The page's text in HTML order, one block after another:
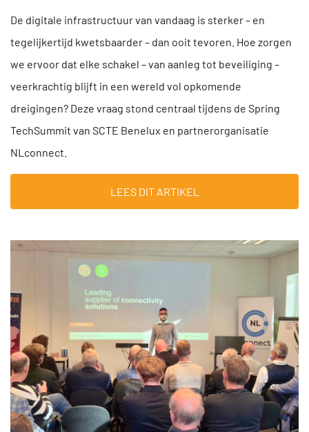
De digitale infrastructuur van vandaag is sterker – en
tegelijkertijd kwetsbaarder – dan ooit tevoren. Hoe zorgen
we ervoor dat elke schakel – van aanleg tot beveiliging –
veerkrachtig blijft in een wereld vol opkomende
dreigingen? Deze vraag stond centraal tijdens de Spring
TechSummit van SCTE Benelux en partnerorganisatie
NLconnect.
LEES DIT ARTIKEL